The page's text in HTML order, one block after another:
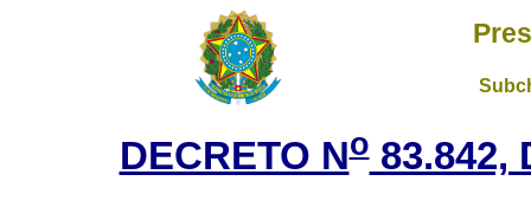
DECRETO No83.842,